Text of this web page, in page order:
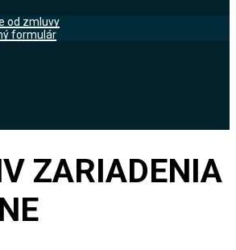
od zmluvy
formulár
ZARIADENIA